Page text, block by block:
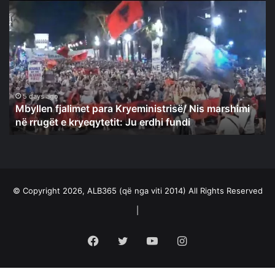
Mbyllen
fjalimet
para
Kryeministrisë/
Nis
marshimi
në
rrugët
kryeqytetit:
5 days ago
Mbyllen fjalimet para Kryeministrisë/ Nis marshimi
në rrugët e kryeqytetit: Ju erdhi fundi
© Copyright 2026, ALB365 (që nga viti 2014) All Rights Reserved
Facebook
TwitterYouTubeInstagram